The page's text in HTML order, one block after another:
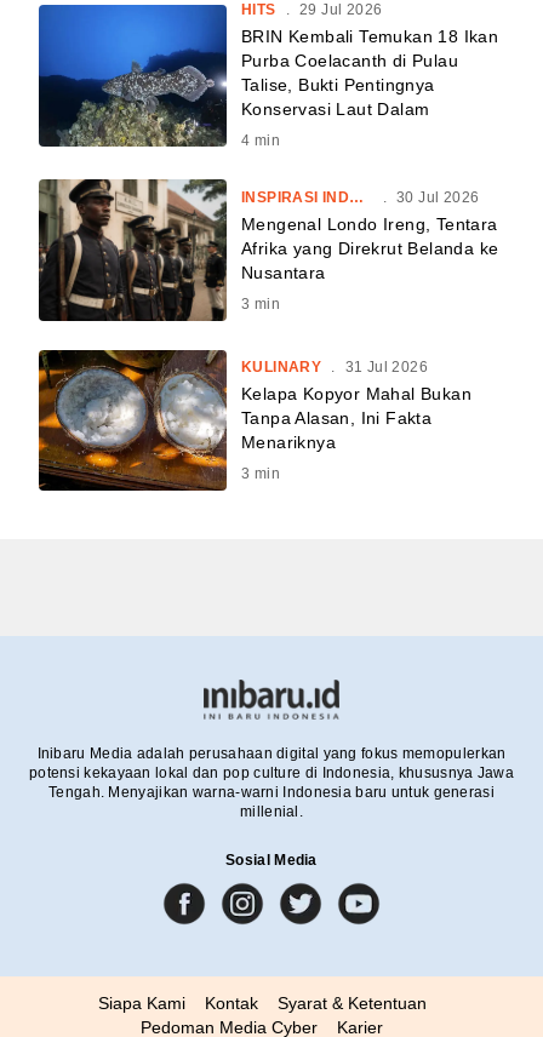
HITS . 29 Jul 2026
BRIN Kembali Temukan 18 Ikan
Purba Coelacanth di Pulau
Talise, Bukti Pentingnya
Konservasi Laut Dalam
4 min
INSPIRASI INDONESIA 30 Jul 2026
Mengenal Londo Ireng, Tentara
Afrika yang Direkrut Belanda ke
Nusantara
3 min
KULINARY 31 Jul 2026
Kelapa Kopyor Mahal Bukan
Tanpa Alasan, Ini Fakta
Menariknya
3 min
Inibaru Media adalah perusahaan digital yang fokus memopulerkan
potensi kekayaan lokal dan pop culture di Indonesia, khususnya Jawa
Tengah. Menyajikan warna-warni Indonesia baru untuk generasi
millenial.
Sosial Media
Siapa Kami Kontak
Syarat & Ketentuan
Pedoman Media Cyber
Karier